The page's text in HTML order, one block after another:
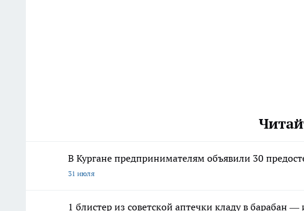
В Кургане предпринимателям объявили 30
31 июля
1 блистер из советской аптечки кладу в барабан